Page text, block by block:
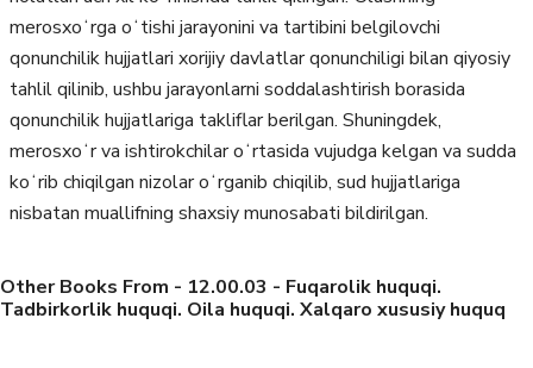
merosxoʻrga oʻtishi jarayonini va tartibini belgilovchi
qonunchilik hujjatlari xorijiy davlatlar qonunchiligi bilan qiyosiy
tahlil qilinib, ushbu jarayonlarni soddalashtirish borasida
qonunchilik hujjatlariga takliflar berilgan. Shuningdek,
merosxoʻr va ishtirokchilar oʻrtasida vujudga kelgan va sudda
koʻrib chiqilgan nizolar oʻrganib chiqilib, sud hujjatlariga
nisbatan muallifning shaxsiy munosabati bildirilgan.
Other Books From - 12.00.03 - Fuqarolik huquqi.
Tadbirkorlik huquqi. Oila huquqi. Xalqaro xususiy huquq